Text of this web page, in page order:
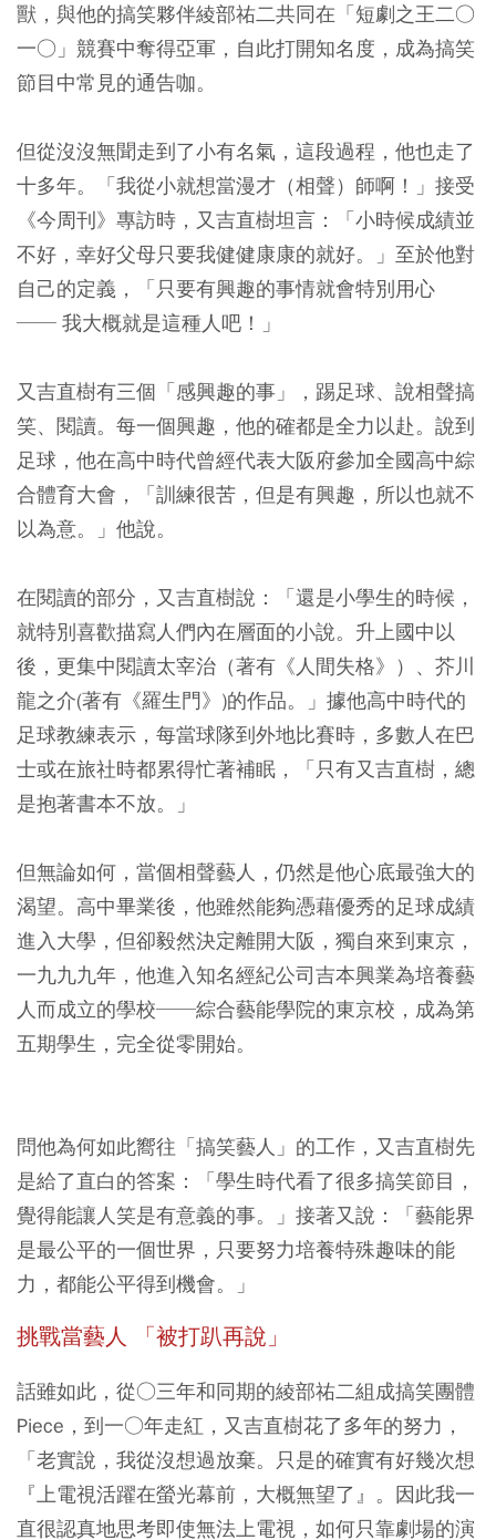
獸，與他的搞笑夥伴綾部祐二共同在「短劇之王二○
一○」競賽中奪得亞軍，自此打開知名度，成為搞笑
節目中常見的通告咖。
但從沒沒無聞走到了小有名氣，這段過程，他也走了
十多年。「我從小就想當漫才（相聲）師啊！」接受
《今周刊》專訪時，又吉直樹坦言：「小時候成績並
不好，幸好父母只要我健健康康的就好。」至於他對
自己的定義，「只要有興趣的事情就會特別用心
── 我大概就是這種人吧！」
又吉直樹有三個「感興趣的事」，踢足球、說相聲搞
笑、閱讀。每一個興趣，他的確都是全力以赴。說到
足球，他在高中時代曾經代表大阪府參加全國高中綜
合體育大會，「訓練很苦，但是有興趣，所以也就不
以為意。」他說。
在閱讀的部分，又吉直樹說：「還是小學生的時候，
就特別喜歡描寫人們內在層面的小說。升上國中以
後，更集中閱讀太宰治（著有《人間失格》）、芥川
龍之介(著有《羅生門》)的作品。」據他高中時代的
足球教練表示，每當球隊到外地比賽時，多數人在巴
士或在旅社時都累得忙著補眠，「只有又吉直樹，總
是抱著書本不放。」
但無論如何，當個相聲藝人，仍然是他心底最強大的
渴望。高中畢業後，他雖然能夠憑藉優秀的足球成績
進入大學，但卻毅然決定離開大阪，獨自來到東京，
一九九九年，他進入知名經紀公司吉本興業為培養藝
人而成立的學校──綜合藝能學院的東京校，成為第
五期學生，完全從零開始。
問他為何如此嚮往「搞笑藝人」的工作，又吉直樹先
是給了直白的答案：「學生時代看了很多搞笑節目，
覺得能讓人笑是有意義的事。」接著又說：「藝能界
是最公平的一個世界，只要努力培養特殊趣味的能
力，都能公平得到機會。」
挑戰當藝人 「被打趴再說」
話雖如此，從○三年和同期的綾部祐二組成搞笑團體
Piece，到一○年走紅，又吉直樹花了多年的努力，
「老實說，我從沒想過放棄。只是的確實有好幾次想
『上電視活躍在螢光幕前，大概無望了』。因此我一
直很認真地思考即使無法上電視，如何只靠劇場的演